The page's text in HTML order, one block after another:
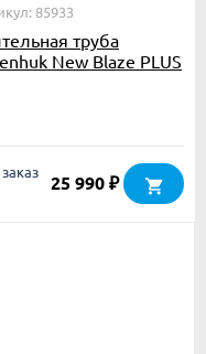
85933
труба
New Blaze PLUS
25 990 ₽